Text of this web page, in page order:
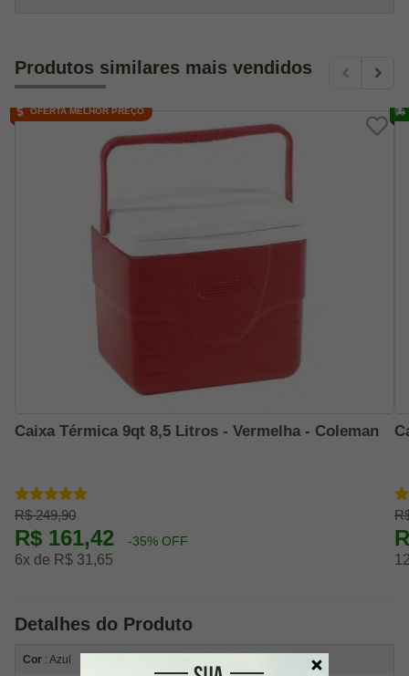
Produtos similares mais vendidos
Caixa Térmica 9qt 8,5 Litros - Vermelha - Coleman
R$ 249,90
R$ 161,42 -35% OFF
6x de R$ 31,65
OFERTA MELHOR PREÇO
Detalhes do Produto
Cor : Azul